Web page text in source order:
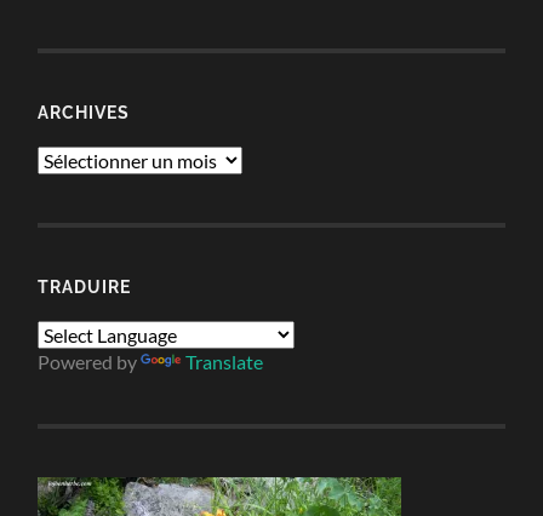
ARCHIVES
Archives
TRADUIRE
Powered by Translate